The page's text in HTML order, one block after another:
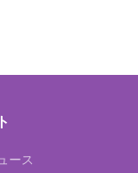
ース